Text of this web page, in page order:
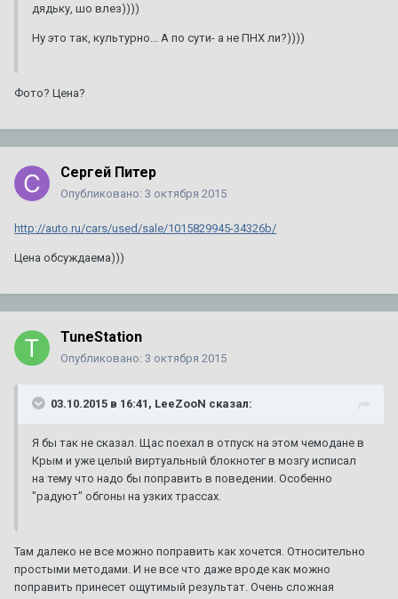
дядьку, шо влез))))
Ну это так, культурно... А по сути- а не ПНХ ли?))))
Фото? Цена?
Сергей Питер
Опубликовано: 3 октября 2015
http://auto.ru/cars/used/sale/1015829945-34326b/
Цена обсуждаема)))
TuneStation
Опубликовано: 3 октября 2015
03.10.2015 в 16:41, LeeZooN сказал:
Я бы так не сказал. Щас поехал в отпуск на этом чемодане в
Крым и уже целый виртуальный блокнотег в мозгу исписал
на тему что надо бы поправить в поведении. Особенно
"радуют" обгоны на узких трассах.
Там далеко не все можно поправить как хочется. Относительно
простыми методами. И не все что даже вроде как можно
поправить принесет ощутимый результат. Очень сложная